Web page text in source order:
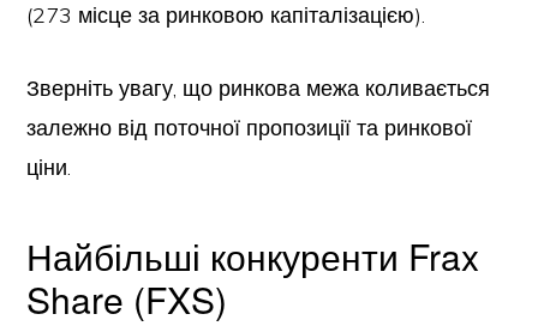
(273 місце за ринковою капіталізацією).
Зверніть увагу, що ринкова межа коливається
залежно від поточної пропозиції та ринкової
ціни.
Найбільші конкуренти Frax
Share (FXS)